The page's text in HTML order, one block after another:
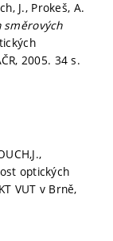
J., Prokeš, A.
směrových
2005. 34 s.
optických
VUT v Brně,